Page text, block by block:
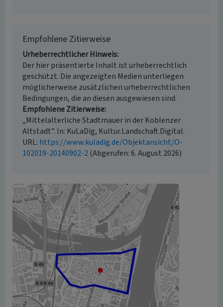
Empfohlene Zitierweise
Urheberrechtlicher Hinweis
Der hier präsentierte Inhalt ist urheberrechtlich
geschützt. Die angezeigten Medien unterliegen
möglicherweise zusätzlichen urheberrechtlichen
Bedingungen, die an diesen ausgewiesen sind.
Empfohlene Zitierweise
„Mittelalterliche Stadtmauer in der Koblenzer
Altstadt”. In: KuLaDig, Kultur.Landschaft.Digital.
URL: https://www.kuladig.de/Objektansicht/O-
102019-20140902-2(Abgerufen: 6. August 2026)